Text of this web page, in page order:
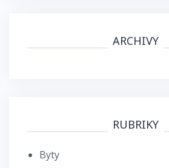
ARCHIVY
RUBRIKY
Byty